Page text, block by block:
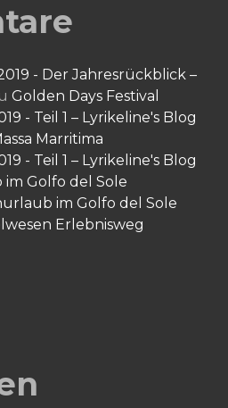
- Der Jahresrückblick –
Golden Days Festival
- Teil 1 – Lyrikeline's Blog
Marritima
- Teil 1 – Lyrikeline's Blog
Golfo del Sole
im Golfo del Sole
Erlebnisweg